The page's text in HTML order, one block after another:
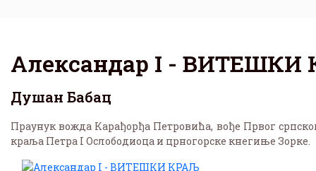
Александар I -
Душан Бабац
Праунук вожда Карађорђа Петровића, вође Првог
краља Петра I Ослободиоца и црногорске кнегиње Зорке.